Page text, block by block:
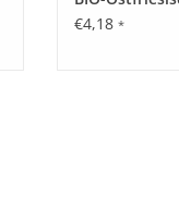
€4,18 *